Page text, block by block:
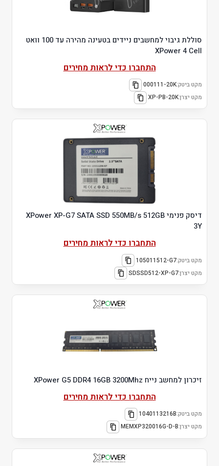
סוללת גיבוי למחשבים ניידים בטעינה מהירה עד 100 וואט
XPower 4 Cell
התחברו כדי לראות מחירים
מקט ביטק:000111-20K
מקט יצרן:XP-PB-20K
דיסק פנימי XPower XP-G7 SATA SSD 550MB/s 512GB
3Y
התחברו כדי לראות מחירים
מקט ביטק:105011512-G7
מקט יצרן:SDSSD512-XP-G7
זיכרון למחשב נייח XPower G5 DDR4 16GB 3200Mhz
התחברו כדי לראות מחירים
מקט ביטק:1040113216B
מקט יצרן:MEMXP320016G-D-B